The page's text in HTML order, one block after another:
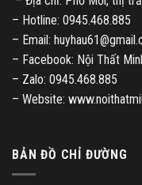
– Hotline: 0945.468.885
– Email:
– Facebook: Nội Thất
– Zalo: 0945.468.885
– Website:
BẢN ĐỒ CHỈ ĐƯỜNG